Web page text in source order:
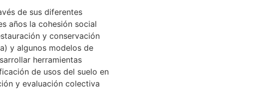
de sus diferentes
años la cohesión social
y conservación
y algunos modelos de
herramientas
de usos del suelo en
y evaluación colectiva